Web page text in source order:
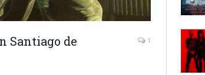
Santiago de
1